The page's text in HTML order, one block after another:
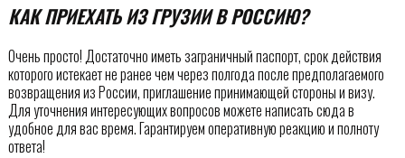
КАК ПРИЕХАТЬ ИЗ ГРУЗИИ В РОССИЮ?
Очень просто! Достаточно иметь заграничный паспорт, срок действия
которого истекает не ранее чем через полгода после предполагаемого
возвращения из России, приглашение принимающей стороны и визу.
Для уточнения интересующих вопросов можете написать сюда в
удобное для вас время. Гарантируем оперативную реакцию и полноту
ответа!